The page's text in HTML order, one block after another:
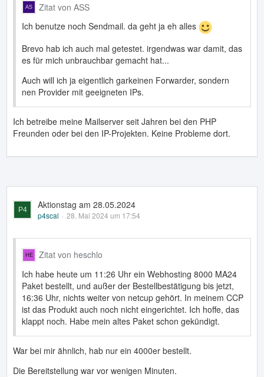
Zitat von ASS
Ich benutze noch Sendmail. da geht ja eh alles
Brevo hab ich auch mal getestet. irgendwas war damit, das
es für mich unbrauchbar gemacht hat...
Auch will ich ja eigentlich garkeinen Forwarder, sondern
nen Provider mit geeigneten IPs.
Ich betreibe meine Mailserver seit Jahren bei den PHP
Freunden oder bei den IP-Projekten. Keine Probleme dort.
Aktionstag am 28.05.2024
p4scal 28. Mai 2024 um 17:54
Zitat von heschlo
Ich habe heute um 11:26 Uhr ein Webhosting 8000 MA24
Paket bestellt, und außer der Bestellbestätigung bis jetzt,
16:36 Uhr, nichts weiter von netcup gehört. In meinem CCP
ist das Produkt auch noch nicht eingerichtet. Ich hoffe, das
klappt noch. Habe mein altes Paket schon gekündigt.
War bei mir ähnlich, hab nur ein 4000er bestellt.
Die Bereitstellung war vor wenigen Minuten.